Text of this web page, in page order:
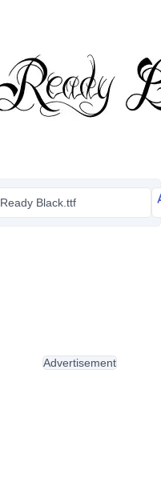
Ready Black.ttf
Advertisement